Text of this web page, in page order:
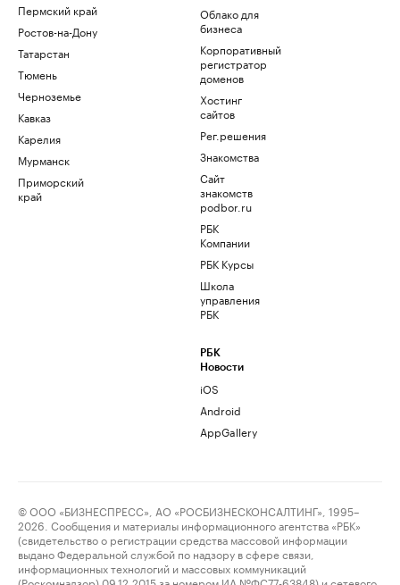
Пермский край
Ростов-на-Дону
Татарстан
Тюмень
Черноземье
Кавказ
Карелия
Мурманск
Приморский
край
Облако для
бизнеса
Корпоративный
регистратор
доменов
Хостинг
сайтов
Рег.решения
Знакомства
Сайт
знакомств
podbor.ru
РБК
Компании
РБК Курсы
Школа
управления
РБК
РБК
Новости
iOS
Android
AppGallery
© ООО «БИЗНЕСПРЕСС», АО «РОСБИЗНЕСКОНСАЛТИНГ», 1995–
2026. Сообщения и материалы информационного агентства «РБК»
(свидетельство о регистрации средства массовой информации
выдано Федеральной службой по надзору в сфере связи,
информационных технологий и массовых коммуникаций